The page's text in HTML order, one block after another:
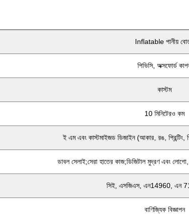
Inflatable পানীয়
পিভিসি, অক্সফোর্ড
কাস্টম
10 মিনিটেরও কম
ই এম এবং কাস্টমাইজড ডিজাইন (আকার, রঙ, প্রিন্টিং,
ডাবল সেলাই;সেরা হাতের কাজ;ডিজিটাল মুদ্রণ এবং
সিই, এসজিএস, এন14960, এন
বাণিজ্যিক বিজ্ঞাপন